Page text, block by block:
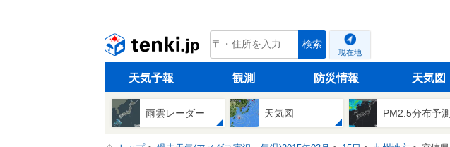
tenki.jp 検索
現在地
天気予報 観測 防災情報 天気図
雨雲レーダー 天気図 PM2.5分布予測